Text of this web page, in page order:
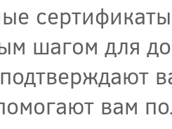
шагом для
вам